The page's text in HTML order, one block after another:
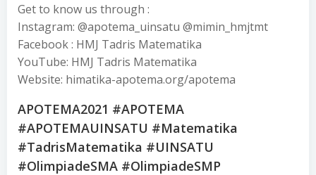
Get to know us through :
Instagram: @apotema_uinsatu @mimin_hmjtmt
Facebook : HMJ Tadris Matematika
YouTube: HMJ Tadris Matematika
Website: himatika-apotema.org/apotema
APOTEMA2021 #APOTEMA
#APOTEMAUINSATU #Matematika
#TadrisMatematika #UINSATU
#OlimpiadeSMA #OlimpiadeSMP